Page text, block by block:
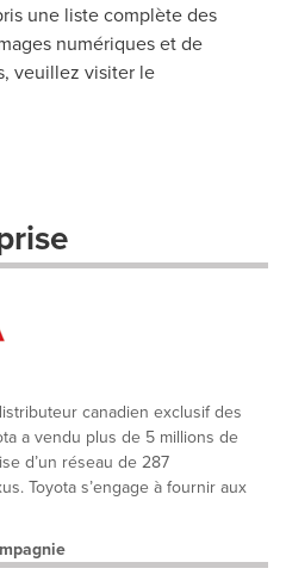
une liste complète des
numériques et de
veuillez visiter le
canadien exclusif des
a vendu plus de 5 millions de
d’un réseau de 287
Toyota s’engage à fournir aux